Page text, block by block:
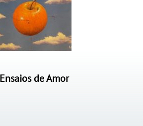
Ensaios de Amor